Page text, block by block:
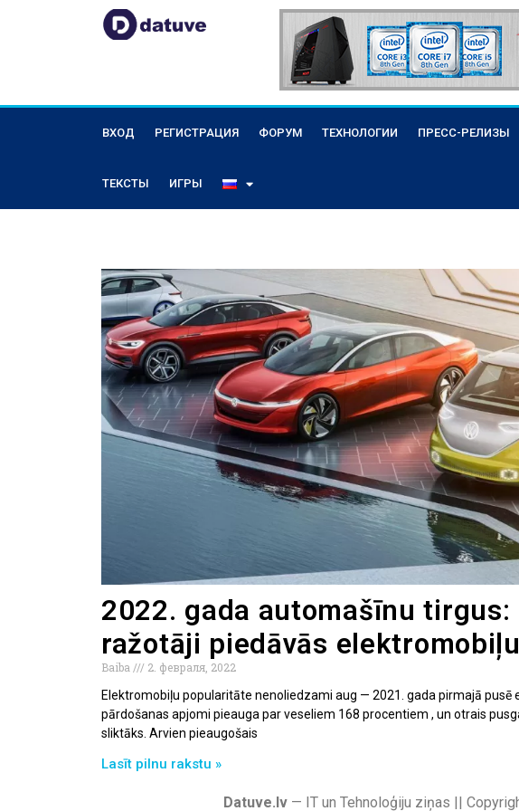
ВХОД РЕГИСТРАЦИЯ ФОРУМ ТЕХНОЛОГИИ ПРЕСС-РЕЛИЗЫ
ТЕКСТЫ ИГРЫ
2022. gada automašīnu tirgus:
ražotāji piedāvās
Baiba
2. февраля, 2022
Elektromobiļu popularitāte nenoliedzami aug — 2021. gada pirmajā pusē
pārdošanas apjomi pieauga par veseliem 168 procentiem , un otrais
sliktāks. Arvien pieaugošais
Lasīt pilnu rakstu »
Datuve.lv — IT un Tehnoloģiju ziņas ||